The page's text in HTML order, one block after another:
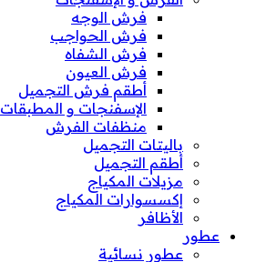
فرش الوجه
فرش الحواجب
فرش الشفاه
فرش العيون
أطقم فرش التجميل
الإسفنجات و المطبقات
منظفات الفرش
باليتات التجميل
أطقم التجميل
مزيلات المكياج
إكسسوارات المكياج
الأظافر
عطور
عطور نسائية